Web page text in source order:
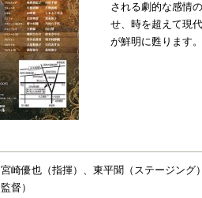
される劇的な感情
せ、時を超えて現
が鮮明に甦ります。
宮崎優也（指揮）、東平聞（ステージン
監督）